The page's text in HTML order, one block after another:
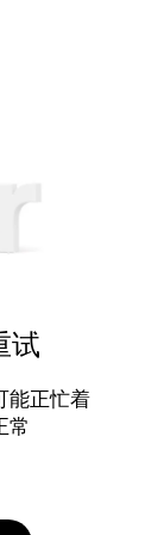
试
能正忙着
常